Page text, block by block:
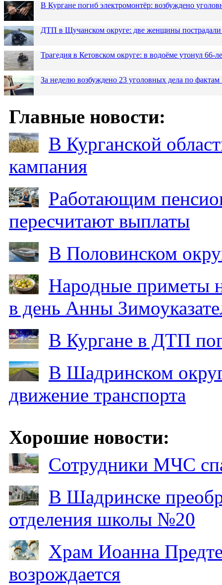
В Кургане погиб электромонтёр: возбуждено
ДТП в Щучанском округе: две женщины пострадали
Трагедия в Кетовском округе: в водоёме утонул 66-
За неделю возбуждено 23 уголовных дела по
Главные новости:
В Курганской
кампания
Работающим
пересчитают выплаты
В Половинском
Народные приметы
в день Анны
В Кургане в ДТП
В Шадринском
движение транспорта
Хорошие новости:
Сотрудники МЧС
В Шадринске
отделения школы №20
Храм Иоанна
возрождается